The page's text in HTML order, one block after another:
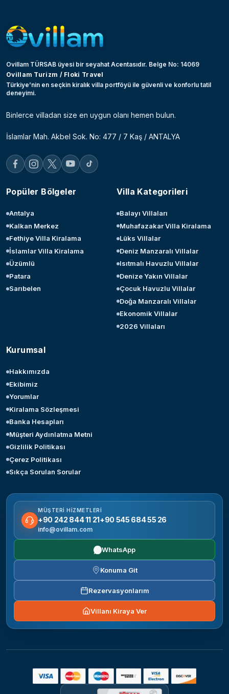
Ovillam TÜRSAB üyesi bir seyahat Acentasıdır. Belge No: 14069
Ovillam Turizm / Floki Travel
Türkiye’nin en seçkin kiralık villa portföyü ile güvenli ve konforlu tatil
deneyimi.
Binlerce villadan size en uygun olanı hemen bulun.
İslamlar Mah. Akbel Sok. No: 477 / 7 Kaş / ANTALYA
Popüler Bölgeler
Antalya
Kalkan Merkez
Fethiye Villa Kiralama
İslamlar Villa Kiralama
Üzümlü
Patara
Sarıbelen
Villa Kategorileri
Balayı Villaları
Muhafazakar Villa Kiralama
Lüks Villalar
Deniz Manzaralı Villalar
Isıtmalı Havuzlu Villalar
Denize Yakın Villalar
Çocuk Havuzlu Villalar
Doğa Manzaralı Villalar
Ekonomik Villalar
2026 Villaları
Kurumsal
Hakkımızda
Ekibimiz
Yorumlar
Kiralama Sözleşmesi
Banka Hesapları
Müşteri Aydınlatma Metni
Gizlilik Politikası
Çerez Politikası
Sıkça Sorulan Sorular
MÜŞTERI HIZMETLERI
+90 242 844 11 21+90 545 684 55 26
info@ovillam.com
WhatsApp
Konuma Git
Rezervasyonlarım
Villanı Kiraya Ver